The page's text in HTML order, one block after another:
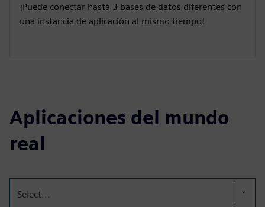
¡Puede conectar hasta 3 bases de datos diferentes con
una instancia de aplicación al mismo tiempo!
Aplicaciones del mundo
real
Select...